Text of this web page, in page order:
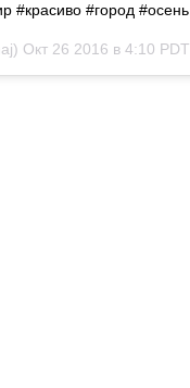
#красиво #город #осень
Окт 26 2016 в 4:10 PDT